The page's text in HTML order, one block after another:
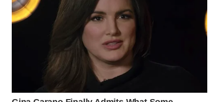
WN
TANJUNG